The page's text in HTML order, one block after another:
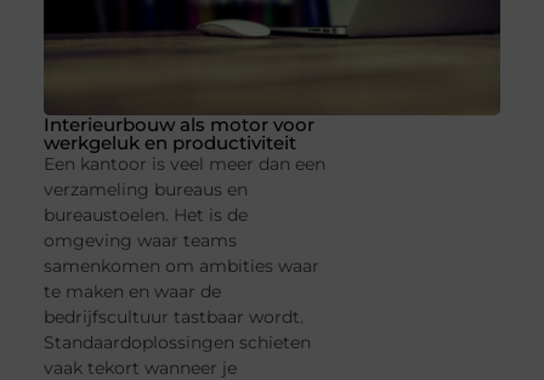
Interieurbouw als motor voor
werkgeluk en productiviteit
Een kantoor is veel meer dan een
verzameling bureaus en
bureaustoelen. Het is de
omgeving waar teams
samenkomen om ambities waar
te maken en waar de
bedrijfscultuur tastbaar wordt.
Standaardoplossingen schieten
vaak tekort wanneer je